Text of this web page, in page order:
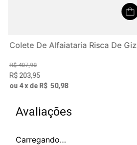
Colete De Alfaiataria Risca De Giz
R$ 407,90
R$ 203,95
ou 4x de R$ 50,98
Avaliações
Carregando…